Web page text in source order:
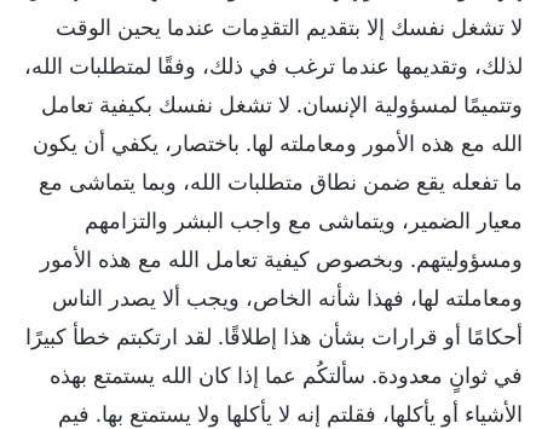
لا تشغل نفسك إلا بتقديم التقدِمات عندما يحين الوقت
لذلك، وتقديمها عندما ترغب في ذلك، وفقًا لمتطلبات الله،
وتتميمًا لمسؤولية الإنسان. لا تشغل نفسك بكيفية تعامل
الله مع هذه الأمور ومعاملته لها. باختصار، يكفي أن يكون
ما تفعله يقع ضمن نطاق متطلبات الله، وبما يتماشى مع
معيار الضمير، ويتماشى مع واجب البشر والتزامهم
ومسؤوليتهم. وبخصوص كيفية تعامل الله مع هذه الأمور
ومعاملته لها، فهذا شأنه الخاص، ويجب ألا يصدر الناس
أحكامًا أو قرارات بشأن هذا إطلاقًا. لقد ارتكبتم خطأ كبيرًا
في ثوانٍ معدودة. سألتكُم عما إذا كان الله يستمتع بهذه
الأشياء أو يأكلها، فقلتم إنه لا يأكلها ولا يستمتع بها. فيم